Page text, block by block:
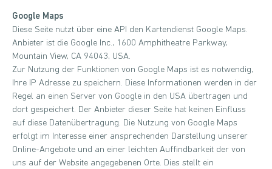
Google Maps
Diese Seite nutzt über eine API den Kartendienst Google Maps.
Anbieter ist die Google Inc., 1600 Amphitheatre Parkway,
Mountain View, CA 94043, USA.
Zur Nutzung der Funktionen von Google Maps ist es notwendig,
Ihre IP Adresse zu speichern. Diese Informationen werden in der
Regel an einen Server von Google in den USA übertragen und
dort gespeichert. Der Anbieter dieser Seite hat keinen Einfluss
auf diese Datenübertragung. Die Nutzung von Google Maps
erfolgt im Interesse einer ansprechenden Darstellung unserer
Online-Angebote und an einer leichten Auffindbarkeit der von
uns auf der Website angegebenen Orte. Dies stellt ein